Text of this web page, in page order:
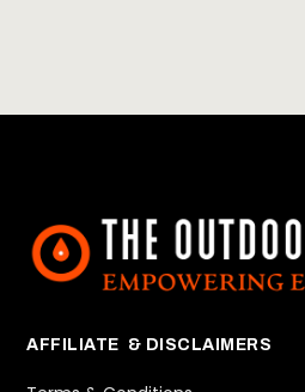
AFFILIATE & DISCLAIMERS